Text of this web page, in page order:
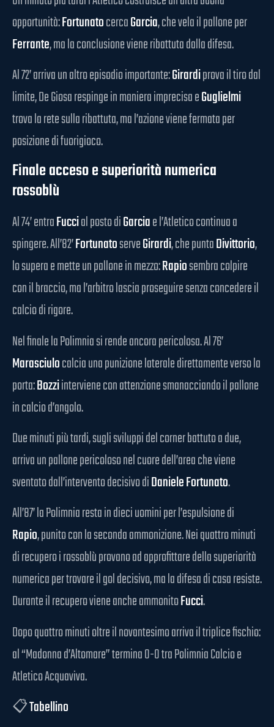
opportunità:FortunatocercaGarcia, che vela il pallone per
Ferrante, ma la conclusione viene ribattuta dalla difesa.
Al 72’ arriva un altro episodio importante:Girardiprova il tiro dal
limite, De Giosa respinge in maniera imprecisa eGuglielmi
trova la rete sulla ribattuta, ma l’azione viene fermata per
posizione di fuorigioco.
Finale acceso e superiorità numerica
rossoblù
Al 74’ entraFuccial posto diGarciae l’Atletico continua a
spingere. All’82’FortunatoserveGirardi, che puntaDivittorio,
lo supera e mette un pallone in mezzo:Rapiosembra colpire
con il braccio, ma l’arbitro lascia proseguire senza concedere il
calcio di rigore.
Nel finale la Polimnia si rende ancora pericolosa. Al 76’
Marasciulocalcia una punizione laterale direttamente verso la
porta:Bozziinterviene con attenzione smanacciando il pallone
in calcio d’angolo.
Due minuti più tardi, sugli sviluppi del corner battuto a due,
arriva un pallone pericoloso nel cuore dell’area che viene
sventato dall’intervento decisivo diDaniele Fortunato.
All’87’ la Polimnia resta in dieci uomini per l’espulsione di
Rapio, punito con la seconda ammonizione. Nei quattro minuti
di recupero i rossoblù provano ad approfittare della superiorità
numerica per trovare il gol decisivo, ma la difesa di casa resiste.
Durante il recupero viene anche ammonitoFucci.
Dopo quattro minuti oltre il novantesimo arriva il triplice fischio:
al “Madonna d’Altomare” termina 0-0 tra Polimnia Calcio e
Atletico Acquaviva.
📋Tabellino